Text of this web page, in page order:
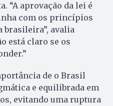
“A aprovação da lei é
com os princípios
brasileira”, avalia
está claro se os
de o Brasil
e equilibrada em
evitando uma ruptura